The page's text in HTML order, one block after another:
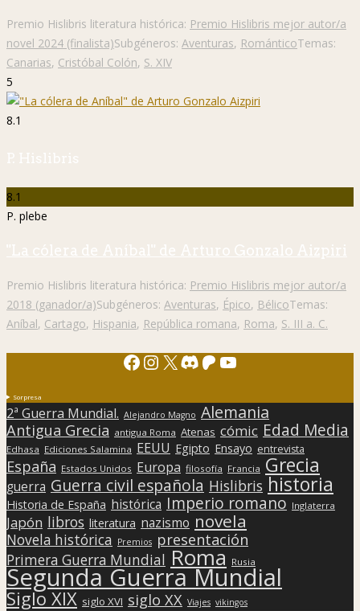
Premio Hislibris literatura histórica: Premio Hislibris mejor autor/a
novel 2024 (finalista)Subgéneros: Aventuras, RománticoTemas:
Canarias, Cristóbal Colón, S. XIV
5
8.1
P. Hislibris
8.1
P. plebe
"La cólera de Aníbal" de Arturo Gonzalo Aizpiri
Premio Hislibris literatura histórica: Premio Hislibris mejor autor/a
2018 (ganador/a)Subgéneros: Aventuras, Épico, BélicoTemas:
Aníbal, Cartago, Hispania, República romana, Roma, S. III a. C.
Facebook
Instagram
X Discord
Patreon
YouTube
Sorpresa
2ª Guerra Mundial. Alejandro Magno Alemania
Antigua Grecia antigua Roma Atenas cómic Edad Media
Edhasa Ediciones Salamina EEUU Egipto Ensayo entrevista
España Estados Unidos Europa filosofía Francia Grecia
guerra Guerra civil española Hislibris historia
Historia de España histórica Imperio romano Inglaterra
Japón libros literatura nazismo novela
Novela histórica Premios presentación
Primera Guerra Mundial Roma Rusia
Segunda Guerra Mundial
Siglo XIX siglo XVI siglo XX Viajes vikingos